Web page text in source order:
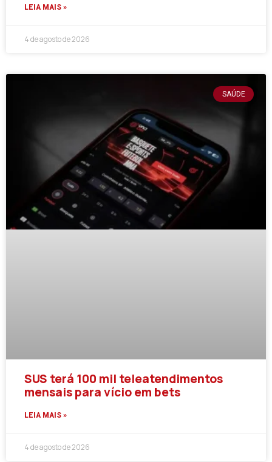
LEIA MAIS »
4 de agosto de 2026
SAÚDE
SUS terá 100 mil teleatendimentos
mensais para vício em bets
LEIA MAIS »
4 de agosto de 2026